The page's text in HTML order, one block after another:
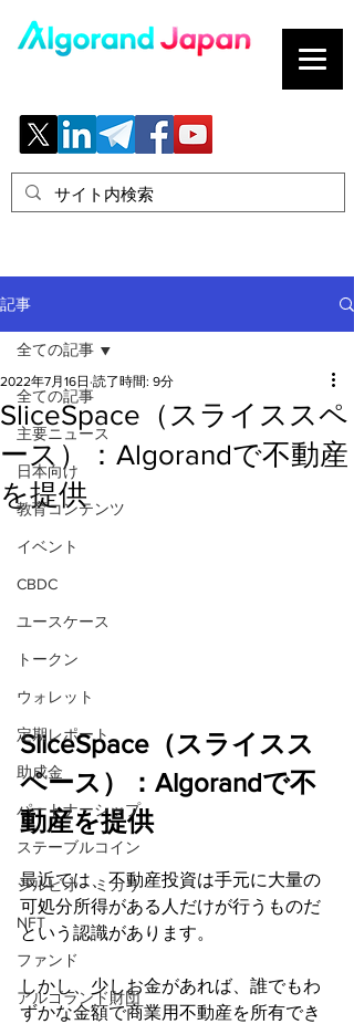
記事
全ての記事
主要ニュース
日本向け
教育コンテンツ
イベント
CBDC
ユースケース
トークン
ウォレット
定期レポート
助成金
パートナーシップ
ステーブルコイン
シルビオ・ミカリ
NFT
ファンド
アルゴランド財団
全ての記事
SliceSpace（スライススペ
ース）：Algorandで不動産
を提供
2022年7月16日 読了時間: 9分
SliceSpace（スライスス
ペース）：Algorandで不
動産を提供
最近では、不動産投資は手元に大量の
可処分所得がある人だけが行うものだ
という認識があります。
しかし、少しお金があれば、誰でもわ
ずかな金額で商業用不動産を所有でき